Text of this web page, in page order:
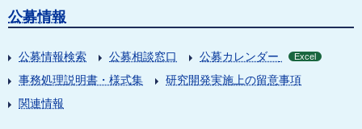
公募情報
公募情報検索 公募相談窓口 公募カレンダー Excel
事務処理説明書・様式集
研究開発実施上の留意事項
関連情報